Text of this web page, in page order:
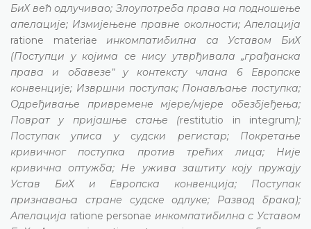
БиХ већ одлучивао; Злоупотреба права на подношење
апелације; Измијењене правне околности; Апелација
ratione materiae инкомпатибилна са Уставом БиХ
(Поступци у којима се нису утврђивала „грађанска
права и обавезеˮ у контексту члана 6 Европске
конвенције; Извршни поступак; Понављање поступка;
Одређивање привремене мјере/мјере обезбјеђења;
Поврат у пријашње стање (restitutio in integrum);
Поступак уписа у судски регистар; Покретање
кривичног поступка против трећих лица; Није
кривична оптужба; Не ужива заштиту коју пружају
Устав БиХ и Европска конвенција; Поступак
признавања стране судске одлуке; Развод брака);
Апелација ratione personae инкомпатибилна с Уставом